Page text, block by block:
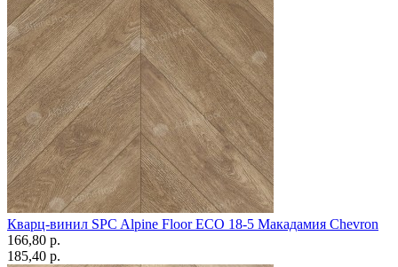
Кварц-винил SPC Alpine Floor ECO 18-5 Макадамия Chevron
166,80 p.
185,40 p.